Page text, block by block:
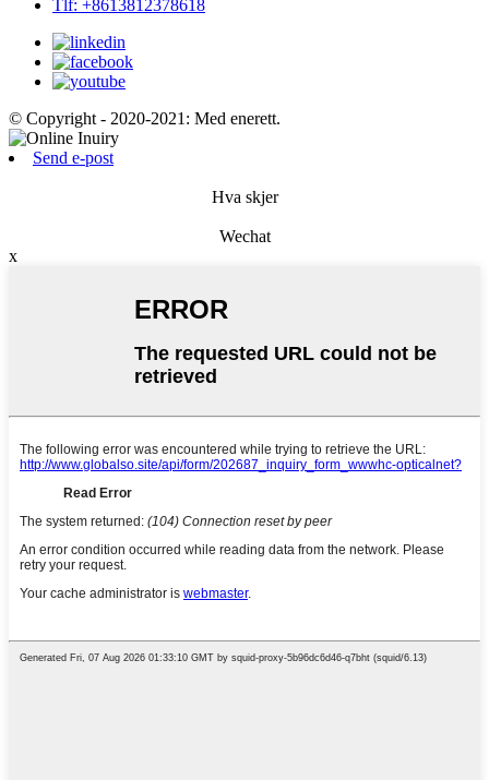
Tlf: +8613812378618
© Copyright - 2020-2021: Med enerett.
Send e-post
Hva skjer
Wechat
x